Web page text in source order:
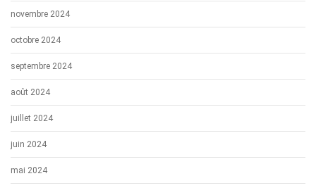
novembre 2024
octobre 2024
septembre 2024
août 2024
juillet 2024
juin 2024
mai 2024